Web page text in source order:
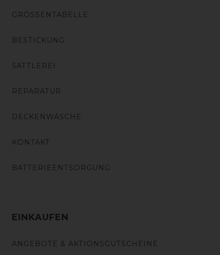
GRÖSSENTABELLE
BESTICKUNG
SATTLEREI
REPARATUR
DECKENWÄSCHE
KONTAKT
BATTERIEENTSORGUNG
EINKAUFEN
ANGEBOTE & AKTIONSGUTSCHEINE